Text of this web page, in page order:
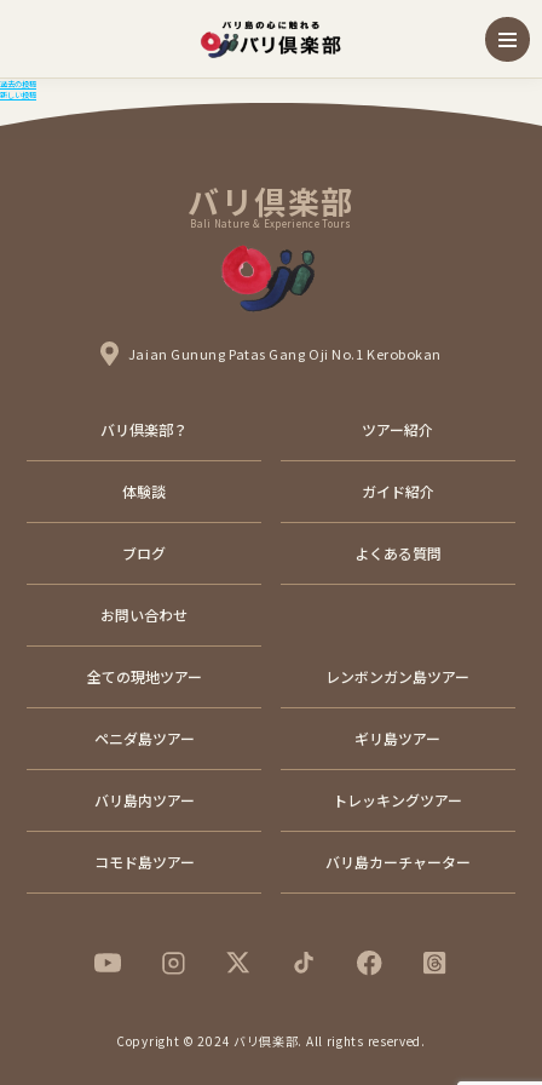
投
稿
ナ
過去の投稿
新しい投稿
バリ倶楽部
Bali Nature & Experience Tours
Jaian Gunung Patas Gang Oji No.1 Kerobokan
バリ倶楽部？ ツアー紹介
体験談 ガイド紹介
ブログ よくある質問
お問い合わせ
全ての現地ツアー レンボンガン島ツアー
ペニダ島ツアー ギリ島ツアー
バリ島内ツアー トレッキングツアー
コモド島ツアー バリ島カーチャーター
Copyright © 2024 バリ倶楽部. All rights reserved.